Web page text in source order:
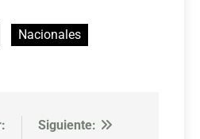
Nacionales
Siguiente: